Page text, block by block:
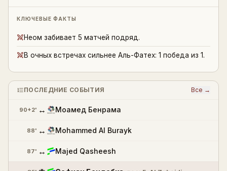
КЛЮЧЕВЫЕ ФАКТЫ
Неом забивает 5 матчей подряд.
В очных встречах сильнее Аль-Фатех: 1 победа из 1.
ПОСЛЕДНИЕ СОБЫТИЯ Все →
90+2' ↔ Моамед Бенрама
88' ↔ Mohammed Al Burayk
87' ↔ Majed Qasheesh